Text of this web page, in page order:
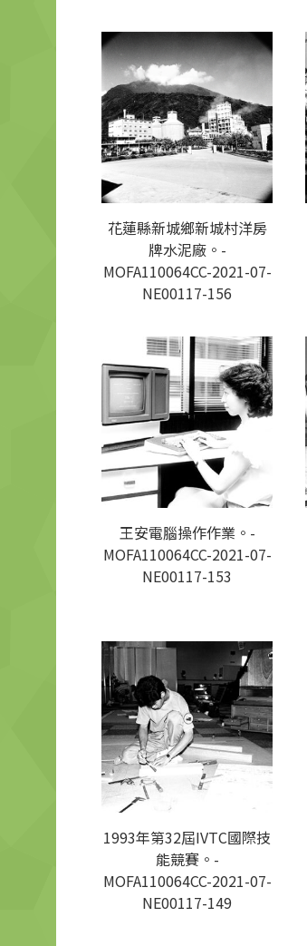
花蓮縣新城鄉新城村洋房
牌水泥廠。-
MOFA110064CC-2021-07-
NE00117-156
王安電腦操作作業。-
MOFA110064CC-2021-07-
NE00117-153
1993年第32屆IVTC國際技
能競賽。-
MOFA110064CC-2021-07-
NE00117-149